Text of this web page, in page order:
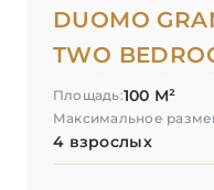
DUOMO
TWO
Площадь:100 М²
Максимальное
4 взрослых